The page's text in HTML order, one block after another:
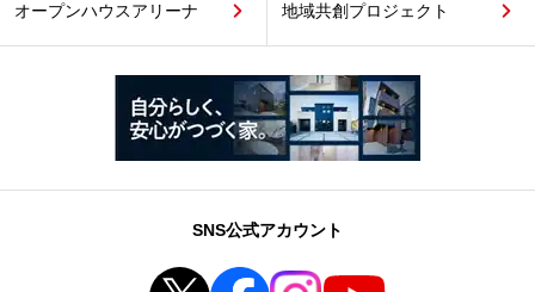
オープンハウスアリーナ 地域共創プロジェクト
SNS公式アカウント